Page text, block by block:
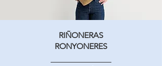
RIÑONERAS
RONYONERES